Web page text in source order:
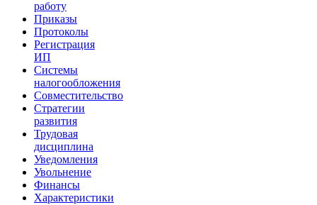
работу
Приказы
Протоколы
Регистрация
ИП
Системы
налогообложения
Совместительство
Стратегии
развития
Трудовая
дисциплина
Уведомления
Увольнение
Финансы
Характеристики